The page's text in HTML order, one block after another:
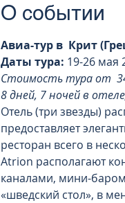
О событии
Авиа-тур в  Крит
Даты тура: 19-26 мая
Стоимость тура от
8 дней, 7 ночей в
Отель (три звезды)
предоставляет
ресторан всего в
Atrion располагают
каналами, мини-
«шведский стол», в